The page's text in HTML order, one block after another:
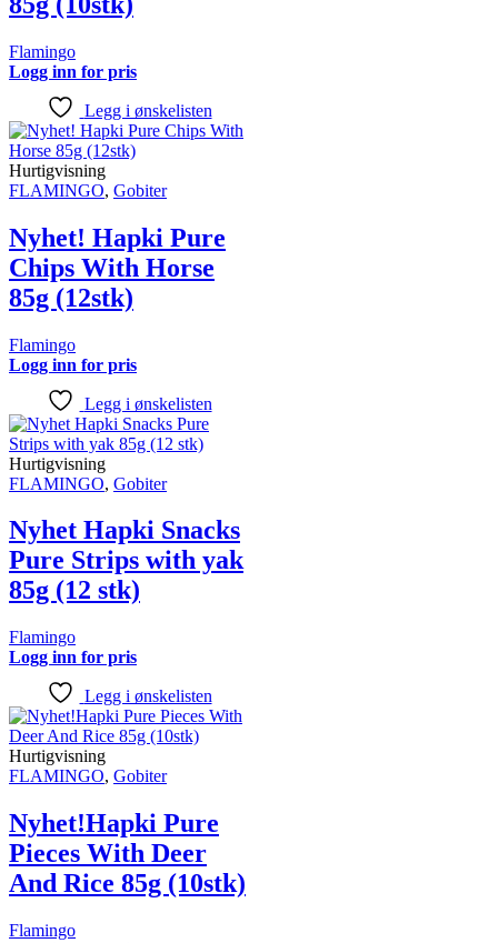
Flamingo
Logg inn for pris
Legg i ønskelisten
Hurtigvisning
FLAMINGO, Gobiter
Nyhet! Hapki Pure
Chips With Horse
85g (12stk)
Flamingo
Logg inn for pris
Legg i ønskelisten
Hurtigvisning
FLAMINGO, Gobiter
Nyhet Hapki Snacks
Pure Strips with yak
85g (12 stk)
Flamingo
Logg inn for pris
Legg i ønskelisten
Hurtigvisning
FLAMINGO, Gobiter
Nyhet!Hapki Pure
Pieces With Deer
And Rice 85g (10stk)
Flamingo